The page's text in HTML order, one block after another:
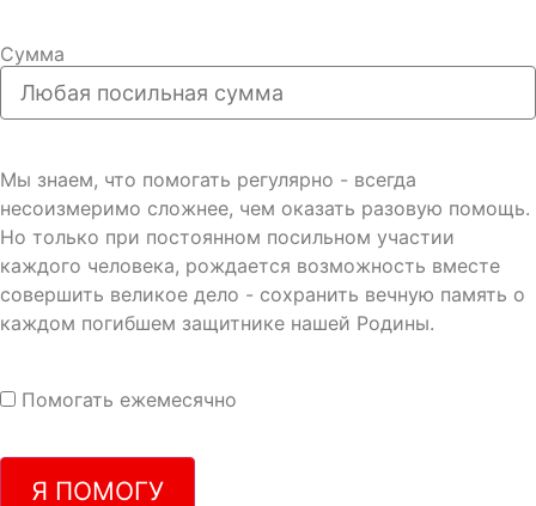
Сумма
Мы знаем, что помогать регулярно - всегда
несоизмеримо сложнее, чем оказать разовую помощь.
Но только при постоянном посильном участии
каждого человека, рождается возможность вместе
совершить великое дело - сохранить вечную память о
каждом погибшем защитнике нашей Родины.
Помогать ежемесячно
Я ПОМОГУ